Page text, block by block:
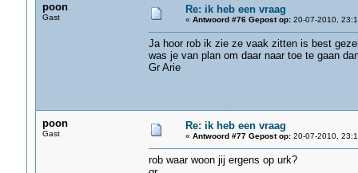
poon
Gast
Re: ik heb een vraag
« Antwoord #76 Gepost op:20-07-2010,
Ja hoor rob ik zie ze vaak zitten is best
was je van plan om daar naar toe te gaan
Gr Arie
poon
Gast
Re: ik heb een vraag
« Antwoord #77 Gepost op:20-07-2010,
rob waar woon jij ergens op urk?